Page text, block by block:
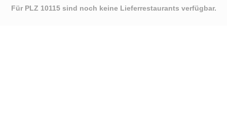
Für PLZ 10115 sind noch keine Lieferrestaurants verfügbar.